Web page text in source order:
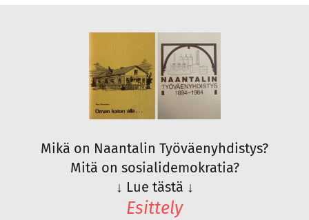
Mikä on Naantalin Työväenyhdistys?
Mitä on sosialidemokratia?
↓ Lue tästä ↓
Esittely